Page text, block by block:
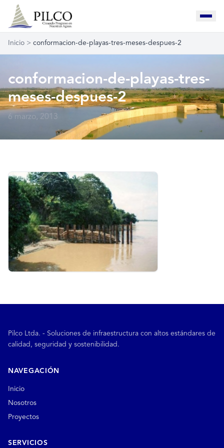
Inicio > conformacion-de-playas-tres-meses-despues-2
conformacion-de-playas-tres-
meses-despues-2
6 marzo, 2013
Pilco Ltda. - Soluciones de infraestructura con altos estándares de
calidad, seguridad y sostenibilidad.
NAVEGACIÓN
Inicio
Nosotros
Proyectos
SERVICIOS